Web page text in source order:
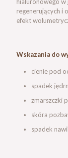
regenerujących i
efekt
Wskazania do
cienie pod
spadek
zmarszczki
skóra
spadek